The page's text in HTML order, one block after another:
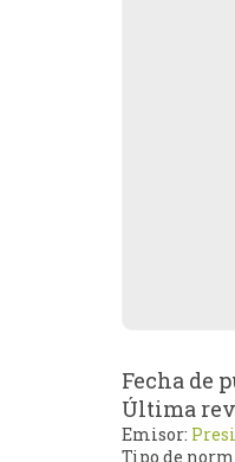
Fecha de
Última
Emisor:
Tipo de